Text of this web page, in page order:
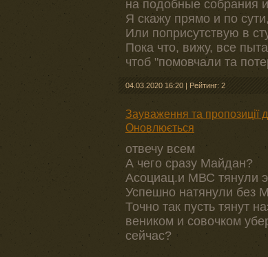
на подобные собрания
Я скажу прямо и по
Или поприсутствую в
Пока что, вижу, все
чтоб "помовчали та
04.03.2020 16:20 | Рейтинг: 2
Зауваження та пропозиції
Оновлюється
отвечу всем
А чего сразу Майдан?
Асоциац.и МВС тянули
Успешно натянули без
Точно так пусть тянут
веником и совочком
сейчас?